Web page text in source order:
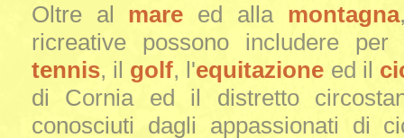
Oltre al mare ed alla montagna
ricreative possono includere
tennis, il golf, l'equitazione ed il
di Cornia ed il distretto
conosciuti dagli appassionati di